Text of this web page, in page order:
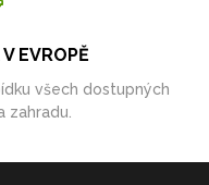
EVROPĚ
všech dostupných
zahradu.